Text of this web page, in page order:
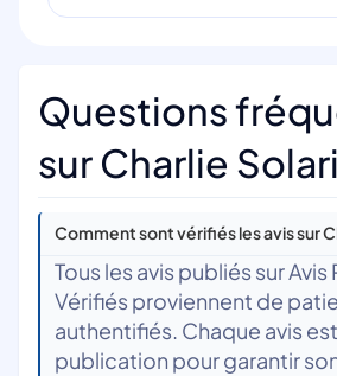
Questions
sur Charlie Solari
Comment sont vérifiés les avis sur
Tous les avis publiés sur Avis
Vérifiés proviennent de
authentifiés. Chaque avis
publication pour garantir